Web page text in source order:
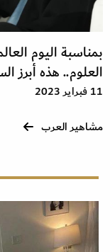
بمناسبة اليوم
العلوم.. هذه أبرز
11 فبراير 2023
مشاهير العرب